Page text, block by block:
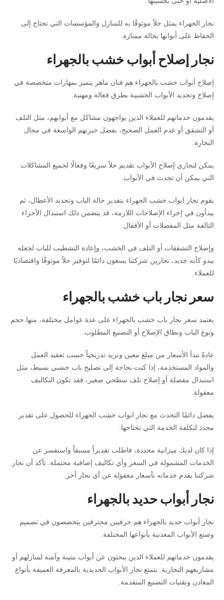
نجار الجهراء يمثل حلاً موثوقًا به للمنازل والمؤسسات التي تحتاج إلى
الحفاظ على أبوابها بحالة ممتازة.
نجار إصلاح أبواب خشب بالجهراء
إصلاح أبواب خشب بالجهراء هم فنان ماهر يتميز بمهارات متخصصة في
إصلاح وتجديد الأبواب الخشبية بطرق فعالة ومهنية.
يقدمون خدماتهم للعملاء الذين يواجهون مشاكل مع أبوابهم، مثل التلف
أو التشقق أو عدم العمل الصحيح، بفضل خبرتهم الواسعة في مجال
النجارة.
يمكن لنجاري إصلاح الأبواب تقديم حلاً سريعًا وفعالًا لجميع المشاكلات
التي يمكن أن تحدث في الأبواب.
يقوم نجار ابواب خشب الجهراء بتقدير حالة الباب وتحديد الأعطال، ثم
يبدأون في إجراء الإصلاحات اللازمة، قد يتضمن ذلك استبدال الأجزاء
التالفة مثل المفصلات أو الأقفال.
وإصلاح التشققات أو التلف في الخشب، وإعادة التشطيب للباب لجعله
يبدو كأنه جديد، نجارين شركتنا يسعون دائمًا لتوفير حلاً موثوقًا واقتصاديًا
للعملاء.
سعر نجار باب خشب بالجهراء
يعتمد سعر نجار باب خشب بالجهراء على عدة عوامل مختلفة، منها حجم
ونوع الباب ونطاق الإصلاح أو التصنيع المطلوب.
عادةً تبدأ الأسعار من مبلغ معين وتزيد تدريجياً حسب تعقيد العمل
والمواد المستخدمة، إذا كنت بحاجة إلى تصليح باب خشبي بسيط، مثل
استبدال مفصلة أو إصلاح تلف سطحي صغير، فقد تكون التكاليف
معقولة.
يفضل دائمًا التحدث مع نجار ابواب خشب الجهراء للحصول على تقدير
محدد لتكلفة الخدمة التي تحتاجها.
إذا كان لديك ميزانية محددة، فاطلب تقديراً مسبقاً واستفسر عن
الخدمات المشمولة في السعر وأي تكاليف إضافية محتملة. تأكد أن نجار
شركتنا يقدم خدماته بأسعار معقولة عن أي نجار أخر.
نجار أبواب حديد بالجهراء
نجار أبواب حديد بالجهراء هم حرفيين محترفين يتخصصون في تصميم
وصنع الأبواب المعدنية بأنواعها المختلفة.
يقدمون خدماتهم للعملاء الذين يبحثون عن أبواب متينة وآمنة لمنازلهم أو
مشاريعهم التجارية. يتمتع نجار الأبواب الحديدية بالمعرفة العميقة بأنواع
المعادن وتقنيات التصنيع المتقدمة.